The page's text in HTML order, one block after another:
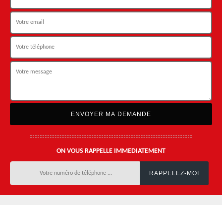
ON VOUS RAPPELLE IMMEDIATEMENT